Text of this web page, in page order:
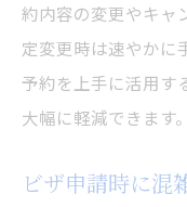
約内容の変更やキャ
定変更時は速やかに
予約を上手に活用す
大幅に軽減できます。
ビザ申請時に混